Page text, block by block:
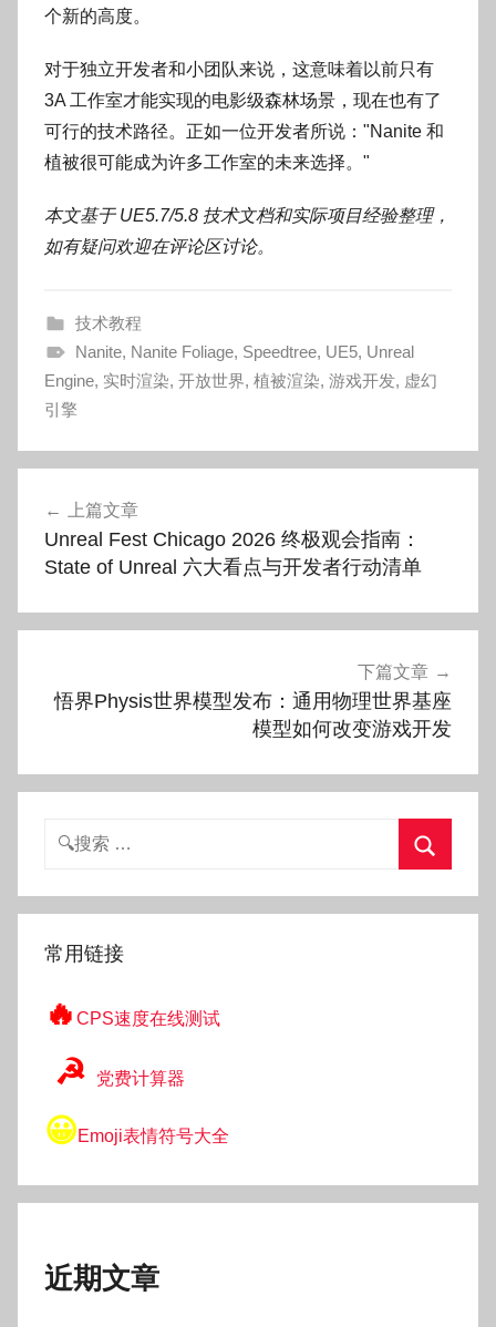
个新的高度。
对于独立开发者和小团队来说，这意味着以前只有
3A 工作室才能实现的电影级森林场景，现在也有了
可行的技术路径。正如一位开发者所说："Nanite 和
植被很可能成为许多工作室的未来选择。"
本文基于 UE5.7/5.8 技术文档和实际项目经验整理，
如有疑问欢迎在评论区讨论。
技术教程
Nanite, Nanite Foliage, Speedtree, UE5, Unreal
Engine, 实时渲染, 开放世界, 植被渲染, 游戏开发, 虚幻
引擎
航
上篇文章
Unreal Fest Chicago 2026 终极观会指南：
State of Unreal 六大看点与开发者行动清单
下篇文章
悟界Physis世界模型发布：通用物理世界基座
模型如何改变游戏开发
搜
索
常用链接
🔥 CPS速度在线测试
☭ 党费计算器
😀Emoji表情符号大全
近期文章